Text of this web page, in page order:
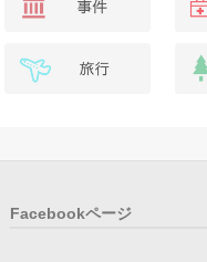
Facebookページ